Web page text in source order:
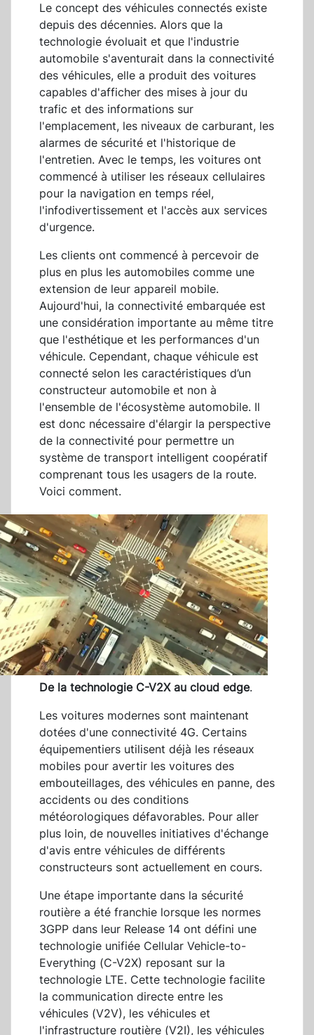
Le concept des véhicules connectés existe
depuis des décennies. Alors que la
technologie évoluait et que l'industrie
automobile s'aventurait dans la connectivité
des véhicules, elle a produit des voitures
capables d'afficher des mises à jour du
trafic et des informations sur
l'emplacement, les niveaux de carburant, les
alarmes de sécurité et l'historique de
l'entretien. Avec le temps, les voitures ont
commencé à utiliser les réseaux cellulaires
pour la navigation en temps réel,
l'infodivertissement et l'accès aux services
d'urgence.
Les clients ont commencé à percevoir de
plus en plus les automobiles comme une
extension de leur appareil mobile.
Aujourd'hui, la connectivité embarquée est
une considération importante au même titre
que l'esthétique et les performances d'un
véhicule. Cependant, chaque véhicule est
connecté selon les caractéristiques d’un
constructeur automobile et non à
l'ensemble de l'écosystème automobile. Il
est donc nécessaire d'élargir la perspective
de la connectivité pour permettre un
système de transport intelligent coopératif
comprenant tous les usagers de la route.
Voici comment.
De la technologie C-V2X au cloud edge.
Les voitures modernes sont maintenant
dotées d'une connectivité 4G. Certains
équipementiers utilisent déjà les réseaux
mobiles pour avertir les voitures des
embouteillages, des véhicules en panne, des
accidents ou des conditions
météorologiques défavorables. Pour aller
plus loin, de nouvelles initiatives d'échange
d'avis entre véhicules de différents
constructeurs sont actuellement en cours.
Une étape importante dans la sécurité
routière a été franchie lorsque les normes
3GPP dans leur Release 14 ont défini une
technologie unifiée Cellular Vehicle-to-
Everything (C-V2X) reposant sur la
technologie LTE. Cette technologie facilite
la communication directe entre les
véhicules (V2V), les véhicules et
l'infrastructure routière (V2I), les véhicules